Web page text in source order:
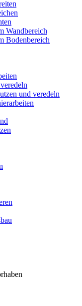
Wandbereich
Bodenbereich
und veredeln